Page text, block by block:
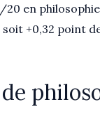
en
+0,32 point